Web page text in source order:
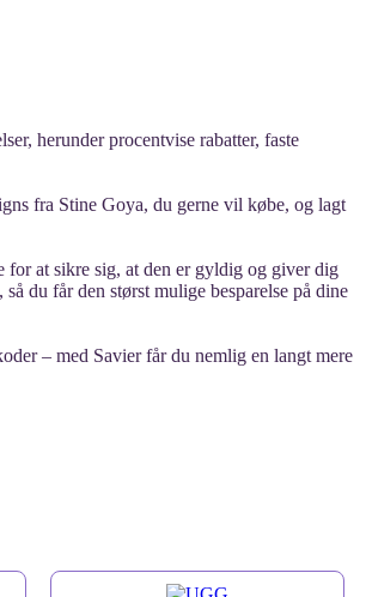
herunder procentvise rabatter, faste
fra Stine Goya, du gerne vil købe, og lagt
for at sikre sig, at den er gyldig og giver dig
du får den størst mulige besparelse på dine
– med Savier får du nemlig en langt mere